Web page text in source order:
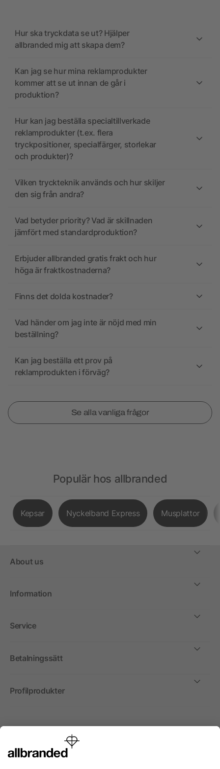
Hur ska tryckdata se ut? Hjälper
allbranded mig att skapa dem?
Kan jag se hur mina reklamprodukter
kommer att se ut innan de går i
produktion?
Hur kan jag beställa specialtillverkade
reklamprodukter (t.ex. flera
tryckpositioner, specialfärger, storlekar
och produkter)?
Vilken tryckteknik används och hur skiljer
den sig från andra?
Vad betyder priority? Vad är skillnaden
jämfört med standardproduktion?
Erbjuder allbranded gratis frakt och hur
höga är fraktkostnaderna?
Finns det dolda kostnader?
Vad händer om jag inte är nöjd med min
beställning?
Kan jag beställa ett prov på
reklamprodukten i förväg?
Se alla vanliga frågor
Populär hos allbranded
Kepsar Nyckelband Express Musplattor
About us
Information
Service
Betalningssätt
Profilprodukter
Internationellt